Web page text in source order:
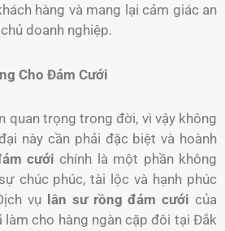
hàng và mang lại cảm giác an
doanh nghiệp.
Cho Đám Cưới
quan trọng trong đời, vì vậy không
này cần phải đặc biệt và hoành
cưới chính là một phần không
chúc phúc, tài lộc và hạnh phúc
vụ
lân sư rồng đám cưới của
cho hàng ngàn cặp đôi tại Đắk